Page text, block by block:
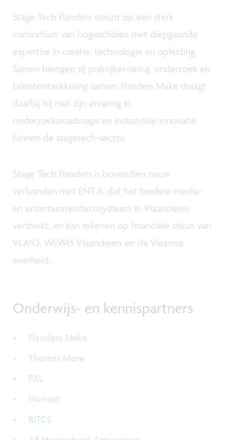
Stage Tech Flanders steunt op een sterk
consortium van hogescholen met diepgaande
expertise in creatie, technologie en opleiding.
Samen brengen zij praktijkervaring, onderzoek en
talentontwikkeling samen. Flanders Make draagt
daarbij bij met zijn ervaring in
onderzoeksroadmaps en industriële innovatie
binnen de stagetech-sector.
Stage Tech Flanders is bovendien nauw
verbonden met ENT.A, dat het bredere media-
en entertainmentecosysteem in Vlaanderen
versterkt, en kan rekenen op financiële steun van
VLAIO, WEWIS Vlaanderen en de Vlaamse
overheid.
Onderwijs- en kennispartners
Flanders Make
Thomas More
PXL
Howest
RITCS